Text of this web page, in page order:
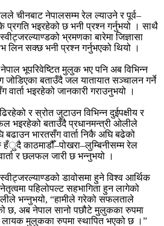
चीनबाट नेपालसम्म रेल ल्याउने र पूर्व–
प्रगति भइरहेको छ भनी प्रश्न गर्नुभयो । साथै
भ्रमणका बारेमा जिज्ञासा
लिन सक्छ भनी प्रश्न गर्नुभएको थियो ।
भूपरिवेष्टित मुलुक भए पनि अब विभिन्न
बताउँदै जल यातायात सञ्चालन गर्ने
वार्ता भइरहेको जानकारी गराउनुभयो ।
र स्रोत जुटाउन विभिन्न दुईपक्षीय र
भइरहेको बताउँदै प्रधानमन्त्री ओलीले
बढाउन भारतसँग वार्ता निकै अघि बढेको
काठमाडौँ–पोखरा–लुम्बिनीसम्म रेल
र छलफल जारी छ भन्नुभयो ।
डावोसमा हुने विश्व आर्थिक
पहिलोपल्ट सहभागिता हुन लागेको
भन्नुभयो, “हामीले गरेको सफलताले
छ, अब नेपाल सानो पछौटे मुलुकका रुपमा
लायक मुलुकका रुपमा स्थापित भएको छ ।”